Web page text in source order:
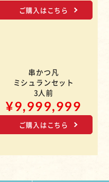
ご購入はこちら
串かつ凡
ミシュランセット
3人前
¥9,999,999
ご購入はこちら